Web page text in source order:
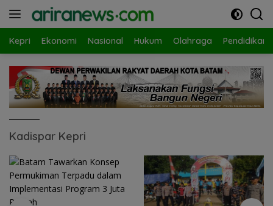
Kepri Ekonomi Nasional Hukum Olahraga Pendidikan
Kadispar Kepri